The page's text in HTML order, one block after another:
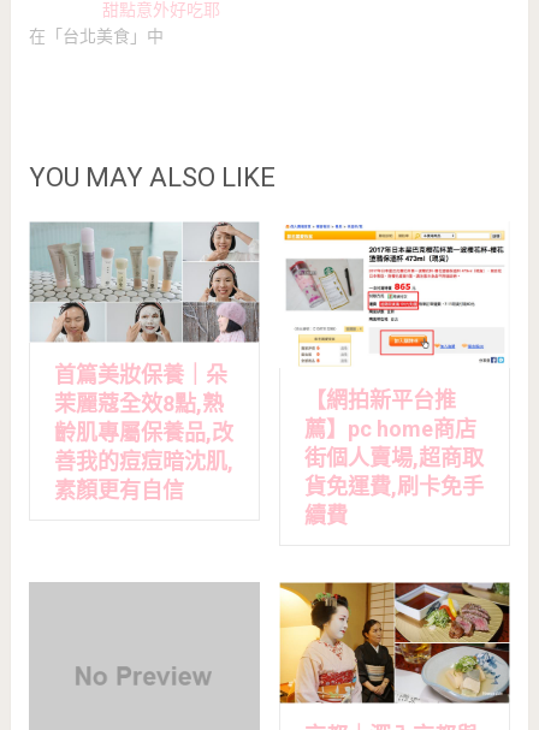
甜點意外好吃耶
在「台北美食」中
YOU MAY ALSO LIKE
首篇美妝保養｜朵
茉麗蔻全效8點,熟
齡肌專屬保養品,改
善我的痘痘暗沈肌,
素顏更有自信
【網拍新平台推
薦】pc home商店
街個人賣場,超商取
貨免運費,刷卡免手
續費